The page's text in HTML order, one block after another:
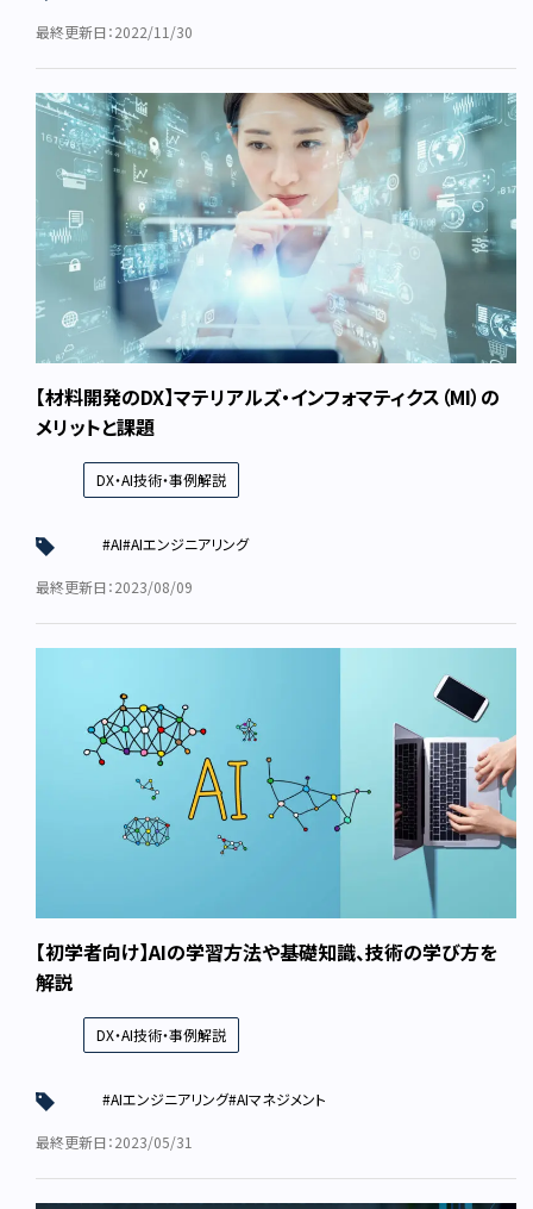
最終更新日：2022/11/30
【材料開発のDX】マテリアルズ・インフォマティクス（MI）の
メリットと課題
DX・AI技術・事例解説
#AI#AIエンジニアリング
最終更新日：2023/08/09
【初学者向け】AIの学習方法や基礎知識、技術の学び方を
解説
DX・AI技術・事例解説
#AIエンジニアリング#AIマネジメント
最終更新日：2023/05/31